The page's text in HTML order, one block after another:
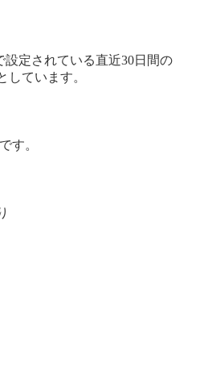
定されている直近30日間の
しています。
す。